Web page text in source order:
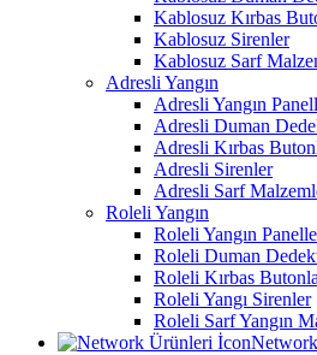
Kablosuz Kırbas
Kablosuz Sirenler
Kablosuz Sarf
Adresli Yangın
Adresli Yangın
Adresli Duman
Adresli Kırbas
Adresli Sirenler
Adresli Sarf
Roleli Yangın
Roleli Yangın
Roleli Duman
Roleli Kırbas
Roleli Yangı Sirenler
Roleli Sarf Yangın